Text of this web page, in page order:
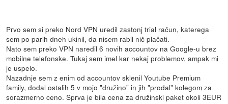
Prvo sem si preko Nord VPN uredil zastonj trial račun, katerega
sem po parih dneh ukinil, da nisem rabil nič plačati.
Nato sem preko VPN naredil 6 novih accountov na Google-u brez
mobilne telefonske. Tukaj sem imel kar nekaj problemov, ampak mi
je uspelo.
Nazadnje sem z enim od accountov sklenil Youtube Premium
family, dodal ostalih 5 v mojo "družino" in jih "prodal" kolegom za
sorazmerno ceno. Sprva je bila cena za družinski paket okoli 3EUR